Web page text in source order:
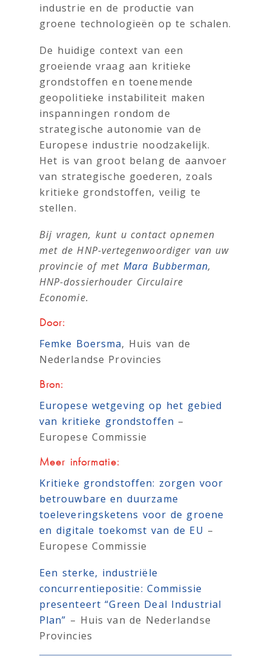
industrie en de productie van
groene technologieën op te schalen.
De huidige context van een
groeiende vraag aan kritieke
grondstoffen en toenemende
geopolitieke instabiliteit maken
inspanningen rondom de
strategische autonomie van de
Europese industrie noodzakelijk.
Het is van groot belang de aanvoer
van strategische goederen, zoals
kritieke grondstoffen, veilig te
stellen.
Bij vragen, kunt u contact opnemen
met de HNP-vertegenwoordiger van uw
provincie of met Mara Bubberman,
HNP-dossierhouder Circulaire
Economie.
Door:
Femke Boersma, Huis van de
Nederlandse Provincies
Bron:
Europese wetgeving op het gebied
van kritieke grondstoffen –
Europese Commissie
Meer informatie:
Kritieke grondstoffen: zorgen voor
betrouwbare en duurzame
toeleveringsketens voor de groene
en digitale toekomst van de EU –
Europese Commissie
Een sterke, industriële
concurrentiepositie: Commissie
presenteert “Green Deal Industrial
Plan” – Huis van de Nederlandse
Provincies